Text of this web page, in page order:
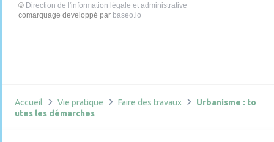
© Direction de l'information légale et administrative
comarquage developpé par baseo.io
Accueil Vie pratique Faire des travaux
Urbanisme : to
utes les démarches